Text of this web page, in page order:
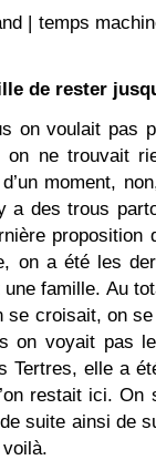
| temps
de rester
on voulait pas
on ne trouvait
moment,
des trous
proposition
on a été les
famille. Au
croisait, on
on voyait pas
Tertres, elle a
restait ici.
suite ainsi de